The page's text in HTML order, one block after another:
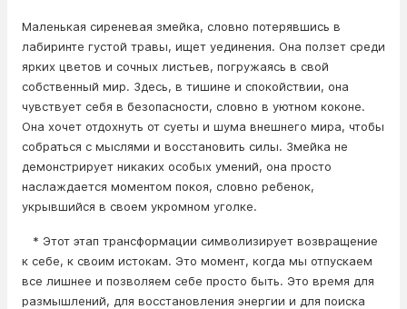
Маленькая сиреневая змейка, словно потерявшись в
лабиринте густой травы, ищет уединения. Она ползет среди
ярких цветов и сочных листьев, погружаясь в свой
собственный мир. Здесь, в тишине и спокойствии, она
чувствует себя в безопасности, словно в уютном коконе.
Она хочет отдохнуть от суеты и шума внешнего мира, чтобы
собраться с мыслями и восстановить силы. Змейка не
демонстрирует никаких особых умений, она просто
наслаждается моментом покоя, словно ребенок,
укрывшийся в своем укромном уголке.
* Этот этап трансформации символизирует возвращение
к себе, к своим истокам. Это момент, когда мы отпускаем
все лишнее и позволяем себе просто быть. Это время для
размышлений, для восстановления энергии и для поиска